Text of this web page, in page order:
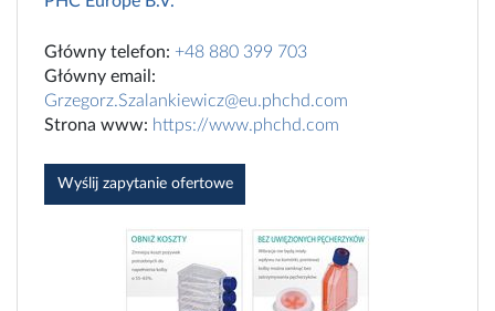
Główny telefon: +48 880 399 703
Główny email:
Grzegorz.Szalankiewicz@eu.phchd.com
Strona www: https://www.phchd.com
Wyślij zapytanie ofertowe